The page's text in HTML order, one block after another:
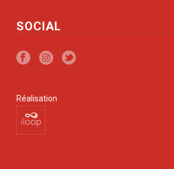
SOCIAL
Réalisation